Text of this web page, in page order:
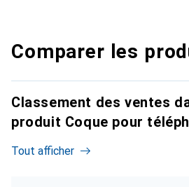
Comparer les
Classement des ventes
produit Coque pour
Tout afficher